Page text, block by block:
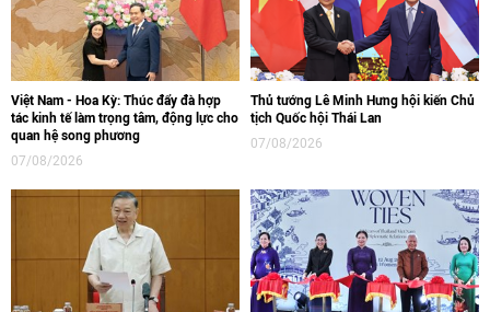
Việt Nam - Hoa Kỳ: Thúc đẩy đà hợp
tác kinh tế làm trọng tâm, động lực cho
quan hệ song phương
07/08/2026
Thủ tướng Lê Minh Hưng hội kiến Chủ
tịch Quốc hội Thái Lan
07/08/2026